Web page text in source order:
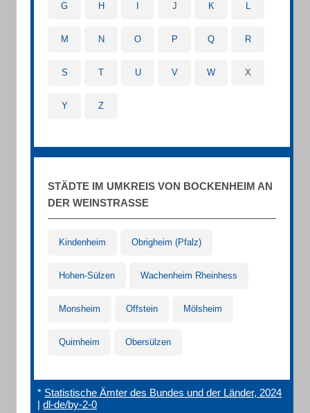
G H J K L
M N O P Q R
S T U V W X
Y Z
STÄDTE IM UMKREIS VON BOCKENHEIM AN
DER WEINSTRASSE
Kindenheim Obrigheim (Pfalz)
Hohen-Sülzen Wachenheim Rheinhess
Monsheim Offstein Mölsheim
Quirnheim Obersülzen
* Statistische Ämter des Bundes und der Länder, 2024
| dl-de/by-2-0